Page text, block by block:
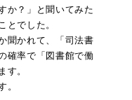
か？」と聞いてみた
とでした。
聞かれて、「司法書
確率で「図書館で働
す。
。